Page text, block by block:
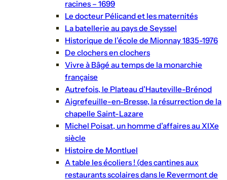
racines – 1699
Le docteur Pélicand et les maternités
La batellerie au pays de Seyssel
Historique de l’école de Mionnay 1835-1976
De clochers en clochers
Vivre à Bâgé au temps de la monarchie
française
Autrefois, le Plateau d’Hauteville-Brénod
Aigrefeuille-en-Bresse, la résurrection de la
chapelle Saint-Lazare
Michel Poisat, un homme d’affaires au XIXe
siècle
Histoire de Montluel
A table les écoliers ! (des cantines aux
restaurants scolaires dans le Revermont de